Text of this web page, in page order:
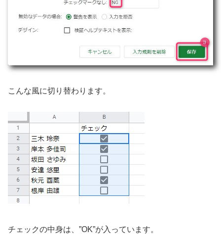
こんな風に切り替わります。
チェックの中身は、”OK”が入っています。